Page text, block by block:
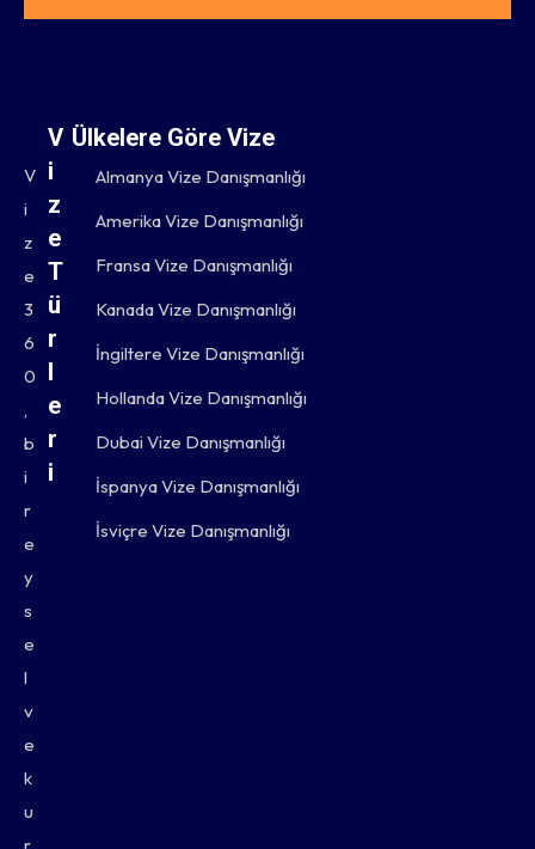
V
i
z
e
3
6
0
,
b
i
r
e
y
s
e
l
v
e
k
u
V
i
z
e
T
ü
r
l
e
r
i
Ülkelere Göre Vize
Almanya Vize Danışmanlığı
Amerika Vize Danışmanlığı
Fransa Vize Danışmanlığı
Kanada Vize Danışmanlığı
İngiltere Vize Danışmanlığı
Hollanda Vize Danışmanlığı
Dubai Vize Danışmanlığı
İspanya Vize Danışmanlığı
İsviçre Vize Danışmanlığı